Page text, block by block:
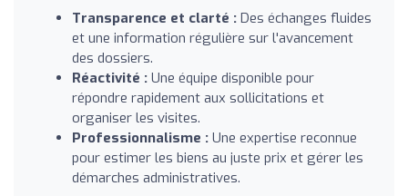
Transparence et clarté : Des échanges fluides
et une information régulière sur l'avancement
des dossiers.
Réactivité : Une équipe disponible pour
répondre rapidement aux sollicitations et
organiser les visites.
Professionnalisme : Une expertise reconnue
pour estimer les biens au juste prix et gérer les
démarches administratives.